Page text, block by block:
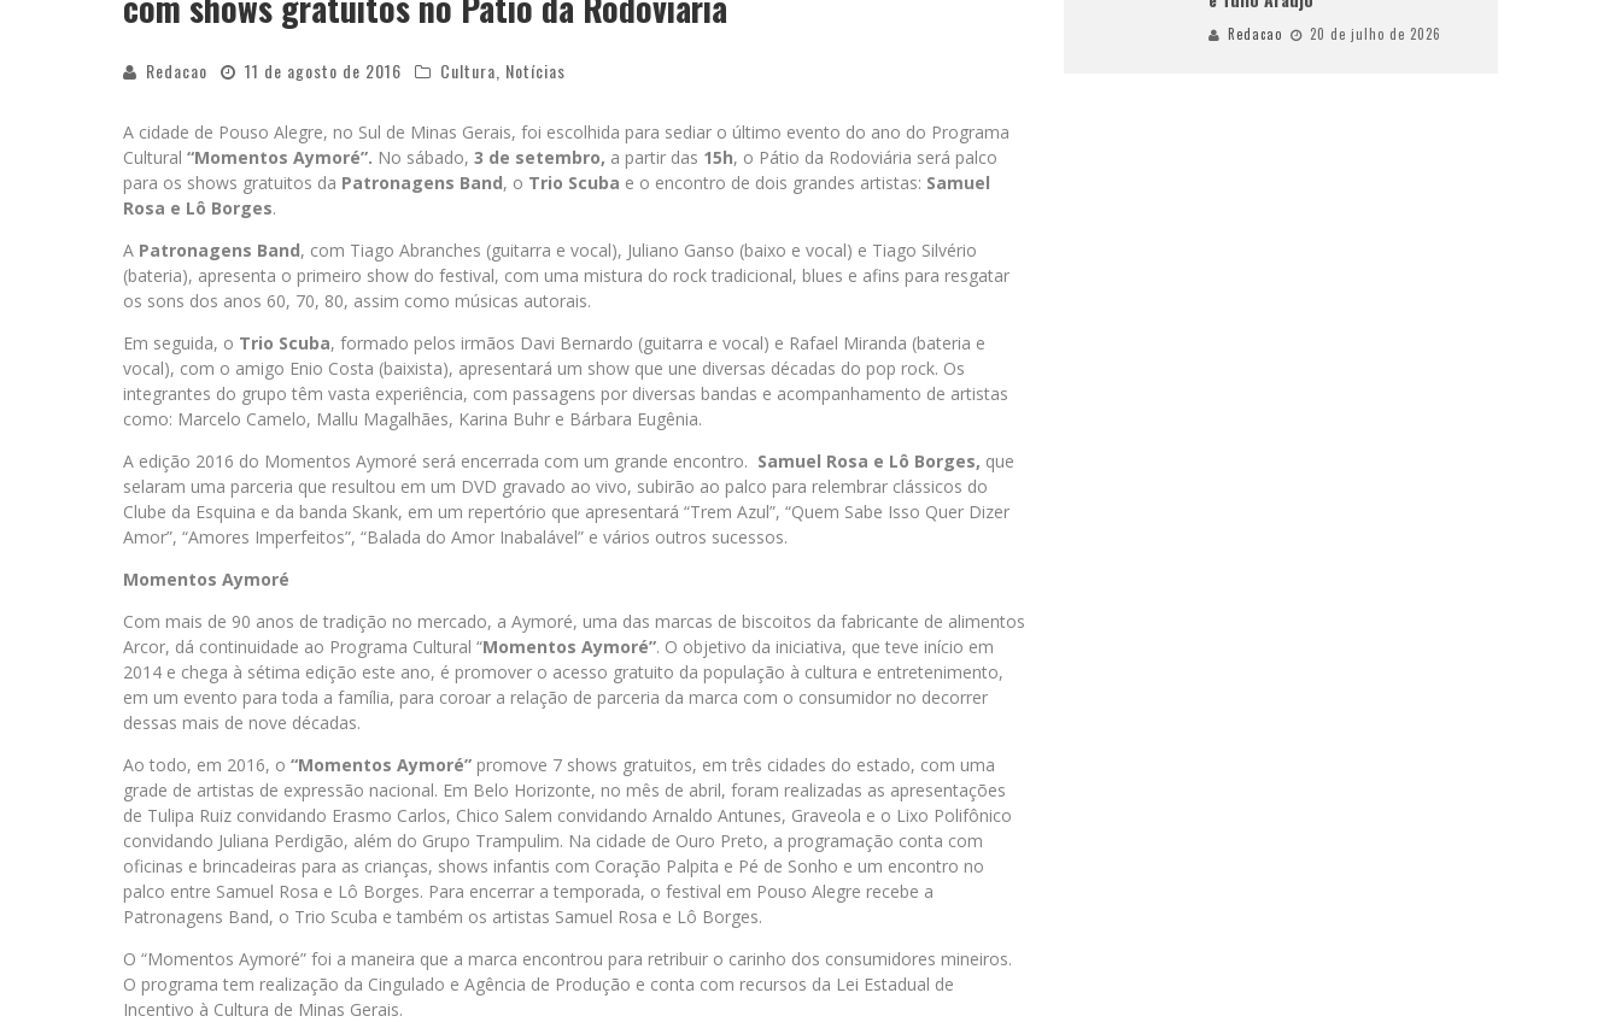
Redacao 11 de agosto de 2016 Cultura Notícias
A cidade de Pouso Alegre, no Sul de Minas Gerais, foi escolhida para sediar o último evento do ano do Programa
Cultural “Momentos Aymoré”. No sábado, 3 de setembro, a partir das 15h, o Pátio da Rodoviária será palco
para os shows gratuitos da Patronagens Band, o Trio Scuba e o encontro de dois grandes artistas: Samuel
Rosa e Lô Borges.
A Patronagens Band, com Tiago Abranches (guitarra e vocal), Juliano Ganso (baixo e vocal) e Tiago Silvério
(bateria), apresenta o primeiro show do festival, com uma mistura do rock tradicional, blues e afins para resgatar
os sons dos anos 60, 70, 80, assim como músicas autorais.
Em seguida, o Trio Scuba, formado pelos irmãos Davi Bernardo (guitarra e vocal) e Rafael Miranda (bateria e
vocal), com o amigo Enio Costa (baixista), apresentará um show que une diversas décadas do pop rock. Os
integrantes do grupo têm vasta experiência, com passagens por diversas bandas e acompanhamento de artistas
como: Marcelo Camelo, Mallu Magalhães, Karina Buhr e Bárbara Eugênia.
A edição 2016 do Momentos Aymoré será encerrada com um grande encontro. Samuel Rosa e Lô Borges, que
selaram uma parceria que resultou em um DVD gravado ao vivo, subirão ao palco para relembrar clássicos do
Clube da Esquina e da banda Skank, em um repertório que apresentará “Trem Azul”, “Quem Sabe Isso Quer Dizer
Amor”, “Amores Imperfeitos”, “Balada do Amor Inabalável” e vários outros sucessos.
Momentos Aymoré
Com mais de 90 anos de tradição no mercado, a Aymoré, uma das marcas de biscoitos da fabricante de alimentos
Arcor, dá continuidade ao Programa Cultural “Momentos Aymoré”. O objetivo da iniciativa, que teve início em
2014 e chega à sétima edição este ano, é promover o acesso gratuito da população à cultura e entretenimento,
em um evento para toda a família, para coroar a relação de parceria da marca com o consumidor no decorrer
dessas mais de nove décadas.
Ao todo, em 2016, o “Momentos Aymoré” promove 7 shows gratuitos, em três cidades do estado, com uma
grade de artistas de expressão nacional. Em Belo Horizonte, no mês de abril, foram realizadas as apresentações
de Tulipa Ruiz convidando Erasmo Carlos, Chico Salem convidando Arnaldo Antunes, Graveola e o Lixo Polifônico
convidando Juliana Perdigão, além do Grupo Trampulim. Na cidade de Ouro Preto, a programação conta com
oficinas e brincadeiras para as crianças, shows infantis com Coração Palpita e Pé de Sonho e um encontro no
palco entre Samuel Rosa e Lô Borges. Para encerrar a temporada, o festival em Pouso Alegre recebe a
Patronagens Band, o Trio Scuba e também os artistas Samuel Rosa e Lô Borges.
O “Momentos Aymoré” foi a maneira que a marca encontrou para retribuir o carinho dos consumidores mineiros.
O programa tem realização da Cingulado e Agência de Produção e conta com recursos da Lei Estadual de
Incentivo à Cultura de Minas Gerais.
Redacao 20 de julho de 2026